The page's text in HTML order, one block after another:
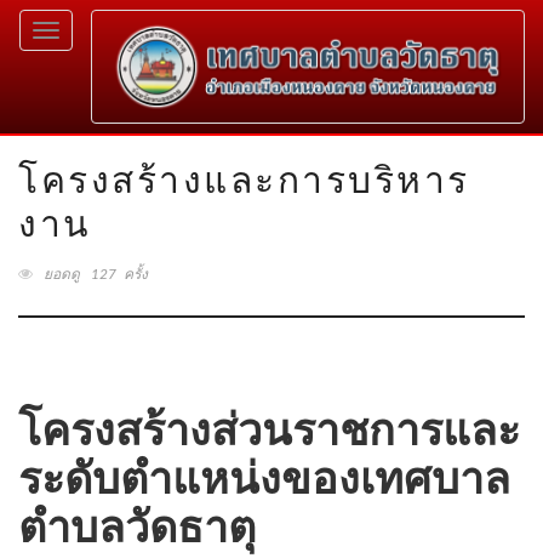
Toggle
navigation
โครงสร้างและการบริหาร
งาน
ยอดดู 127 ครั้ง
โครงสร้างส่วนราชการและ
ระดับตำแหน่งของเทศบาล
ตำบลวัดธาตุ